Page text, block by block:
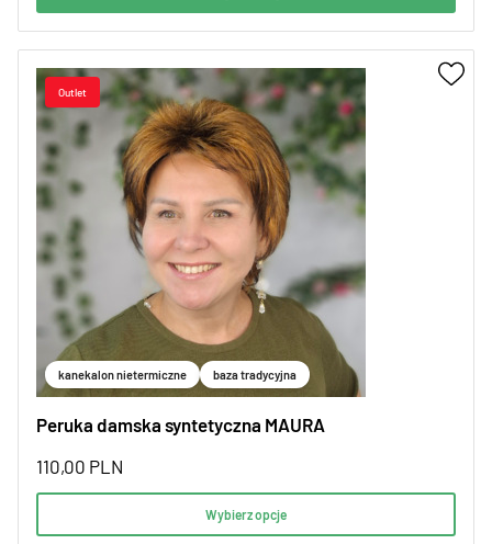
kanekalon nietermiczne baza tradycyjna
Peruka damska syntetyczna MAURA
110,00 PLN
Wybierz opcje